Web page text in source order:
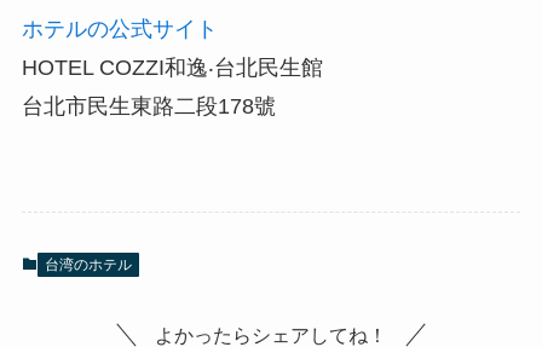
ホテルの公式サイト
HOTEL COZZI和逸‧台北民生館
台北市民生東路二段178號
台湾のホテル
よかったらシェアしてね！